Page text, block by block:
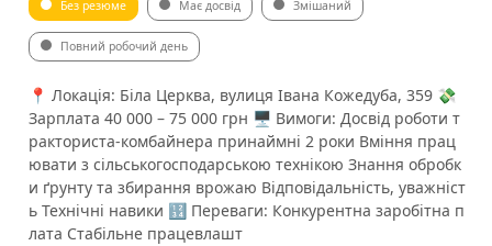
Без резюме Має досвід Змішаний
Повний робочий день
📍 Локація: Біла Церква, вулиця Івана Кожедуба, 359 💸
Зарплата 40 000 – 75 000 грн 🖥 Вимоги: Досвід роботи т
ракториста-комбайнера принаймні 2 роки Вміння прац
ювати з сільськогосподарською технікою Знання обробк
и ґрунту та збирання врожаю Відповідальність, уважніст
ь Технічні навики 🔢 Переваги: Конкурентна заробітна п
лата Стабільне працевлашт